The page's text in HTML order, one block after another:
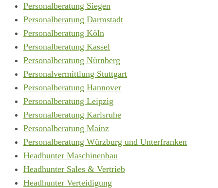
Personalberatung Siegen
Personalberatung Darmstadt
Personalberatung Köln
Personalberatung Kassel
Personalberatung Nürnberg
Personalvermittlung Stuttgart
Personalberatung Hannover
Personalberatung Leipzig
Personalberatung Karlsruhe
Personalberatung Mainz
Personalberatung Würzburg und Unterfranken
Headhunter Maschinenbau
Headhunter Sales & Vertrieb
Headhunter Verteidigung